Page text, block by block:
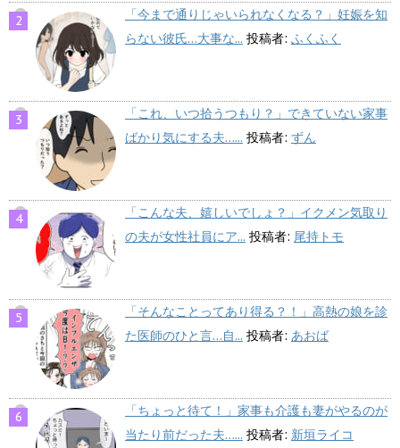
「今まで通りじゃいられなくなる？」妊娠を知
らない彼氏…大事な... 投稿者: ふくふく
「これ、いつ拾うつもり？」できていない家事
ばかり気にする夫…... 投稿者: ずん
「こんな夫、嬉しいでしょ？」イクメン気取り
の夫が女性社員にア... 投稿者: 尾持トモ
「そんなことってあり得る？！」高熱の娘を診
た医師のひと言…自... 投稿者: あおば
「ちょっと待て！」家事も介護も妻がやるのが
当たり前だった夫…... 投稿者: 新垣ライコ